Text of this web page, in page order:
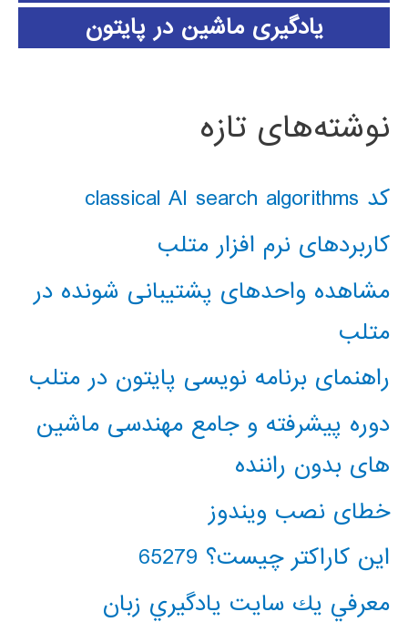
یادگیری ماشین در پایتون
نوشته‌های تازه
کد classical AI search algorithms
کاربردهای نرم افزار متلب
مشاهده واحدهای پشتیبانی شونده در
متلب
راهنمای برنامه نویسی پایتون در متلب
دوره پیشرفته و جامع مهندسی ماشین
های بدون راننده
خطای نصب ویندوز
این کاراکتر چیست؟ 65279
معرفي يك سايت يادگيري زبان